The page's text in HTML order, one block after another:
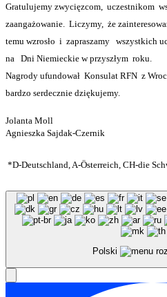
Gratulujemy zwycięzcom, uczestnikom
zaangażowanie. Liczymy, że
temu wzrosło i zapraszamy wszystkich
na
Dni Niemieckie w przyszłym roku.
Nagrody ufundował Konsulat RFN z
bardzo serdecznie dziękujemy.
Jolanta Moll
Agnieszka Sajdak-Czernik
*D-Deutschland, A-Österreich, CH-die
Polski